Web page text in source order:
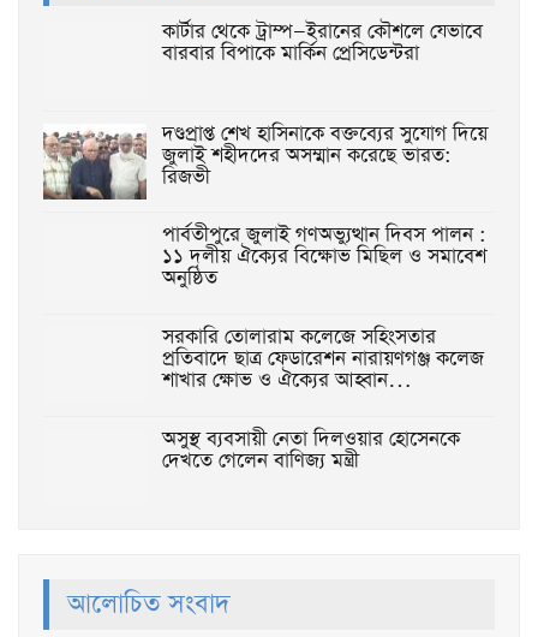
কার্টার থেকে ট্রাম্প—ইরানের কৌশলে যেভাবে
বারবার বিপাকে মার্কিন প্রেসিডেন্টরা
দণ্ডপ্রাপ্ত শেখ হাসিনাকে বক্তব্যের সুযোগ দিয়ে
জুলাই শহীদদের অসম্মান করেছে ভারত:
রিজভী
পার্বতীপুরে জুলাই গণঅভ্যুত্থান দিবস পালন :
১১ দলীয় ঐক্যের বিক্ষোভ মিছিল ও সমাবেশ
অনুষ্ঠিত
‎সরকারি তোলারাম কলেজে সহিংসতার
প্রতিবাদে ছাত্র ফেডারেশন নারায়ণগঞ্জ কলেজ
শাখার ক্ষোভ ও ঐক্যের আহ্বান…
অসুস্থ ব্যবসায়ী নেতা দিলওয়ার হোসেনকে
দেখতে গেলেন বাণিজ্য মন্ত্রী
আলোচিত সংবাদ